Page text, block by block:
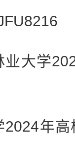
大学
年高